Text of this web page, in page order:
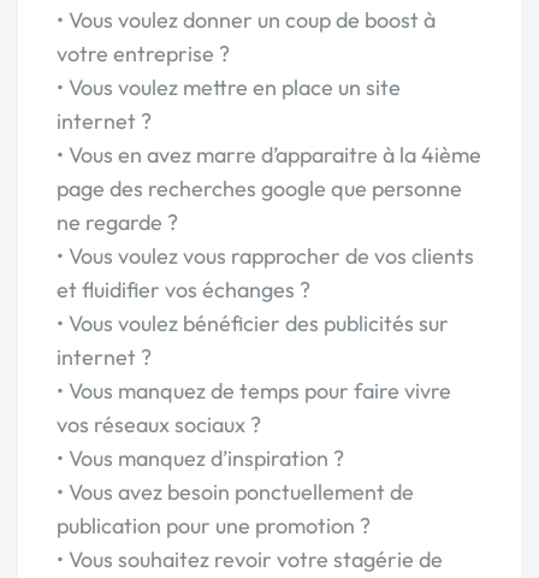
• Vous voulez donner un coup de boost à
votre entreprise ?
• Vous voulez mettre en place un site
internet ?
• Vous en avez marre d’apparaitre à la 4ième
page des recherches google que personne
ne regarde ?
• Vous voulez vous rapprocher de vos clients
et fluidifier vos échanges ?
• Vous voulez bénéficier des publicités sur
internet ?
• Vous manquez de temps pour faire vivre
vos réseaux sociaux ?
• Vous manquez d’inspiration ?
• Vous avez besoin ponctuellement de
publication pour une promotion ?
• Vous souhaitez revoir votre stagérie de